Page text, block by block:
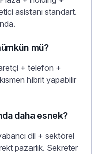
asistanı standart.
mü?
+ telefon +
hibrit yapabilir
daha esnek?
dil + sektörel
pazarlık. Sekreter